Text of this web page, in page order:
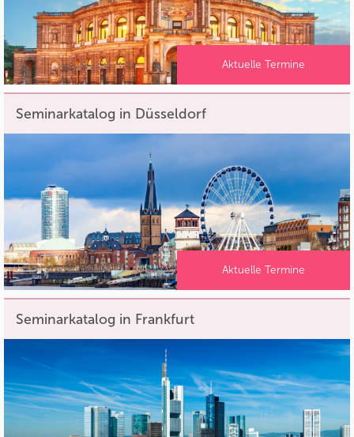
Aktuelle Termine
Seminarkatalog in Düsseldorf
Aktuelle Termine
Seminarkatalog in Frankfurt